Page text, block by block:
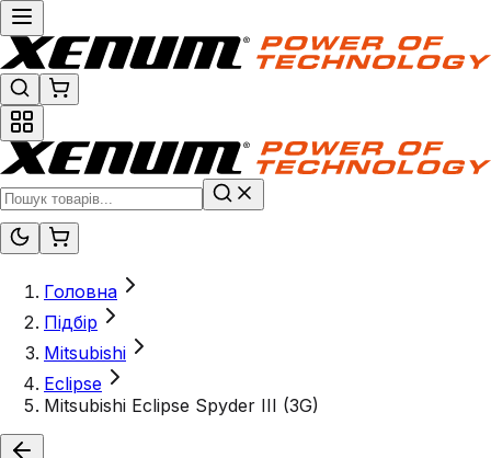
Головна
Підбір
Mitsubishi
Eclipse
Mitsubishi Eclipse Spyder III (3G)